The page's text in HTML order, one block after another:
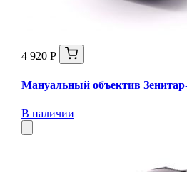
4 920 Р
Мануальный объектив
В наличии